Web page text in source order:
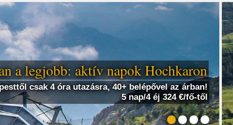
a legjobb: aktív napok Hochkaron
csak 4 óra utazásra, 40+ belépővel az árban!
5 nap/4 éj 324 €/fő-től